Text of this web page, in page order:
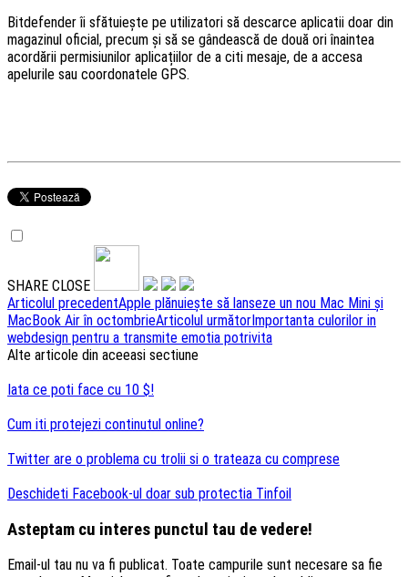
Bitdefender îi sfătuiește pe utilizatori să descarce aplicatii doar din
magazinul oficial, precum și să se gândească de două ori înaintea
acordării permisiunilor aplicațiilor de a citi mesaje, de a accesa
apelurile sau coordonatele GPS.
SHARE CLOSE
Navigare
articole
Articolul precedentApple plănuiește să lanseze un nou Mac Mini și
MacBook Air în octombrieArticolul următorImportanta culorilor in
webdesign pentru a transmite emotia potrivita
Alte articole din aceeasi sectiune
Iata ce poti face cu 10 $!
Cum iti protejezi continutul online?
Twitter are o problema cu trolii si o trateaza cu comprese
Deschideti Facebook-ul doar sub protectia Tinfoil
Asteptam cu interes punctul tau de vedere!
Email-ul tau nu va fi publicat. Toate campurile sunt necesare sa fie